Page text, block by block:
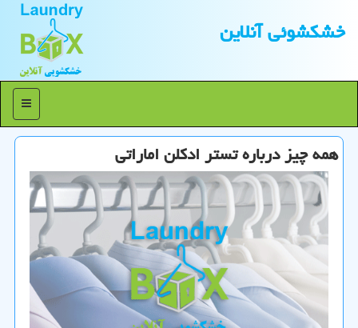
خشكشوئی آنلاین
منو
همه چیز درباره تستر ادكلن اماراتی